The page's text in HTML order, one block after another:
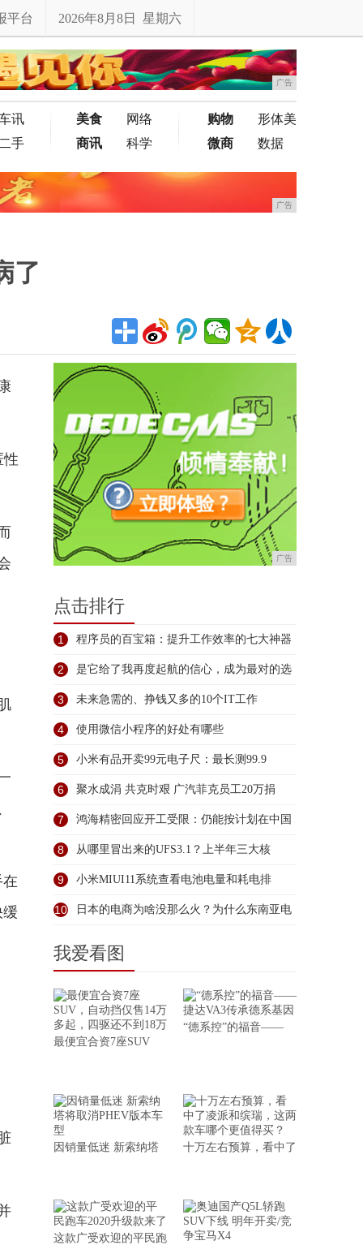
平台 2026年8月8日 星期六
广告
讯
二手
美食
网络
商讯
科学
购物
形体美
微商
数据
广告
了
性
缓
广告
点击排行
1 程序员的百宝箱：提升工作效率的七大神器
2 是它给了我再度起航的信心，成为最对的选
择
3 未来急需的、挣钱又多的10个IT工作
4 使用微信小程序的好处有哪些
5 小米有品开卖99元电子尺：最长测99.9
6 聚水成涓 共克时艰 广汽菲克员工20万捐
7 鸿海精密回应开工受限：仍能按计划在中国
全
8 从哪里冒出来的UFS3.1？上半年三大核
9 小米MIUI11系统查看电池电量和耗电排
10 日本的电商为啥没那么火？为什么东南亚电
我爱看图
最便宜合资7座SUV
“德系控”的福音——
因销量低迷 新索纳塔 十万左右预算，看中了
这款广受欢迎的平民跑